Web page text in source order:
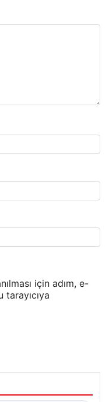
için adım, e-